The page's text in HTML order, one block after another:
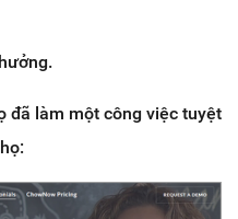
đã làm một công việc tuyệt